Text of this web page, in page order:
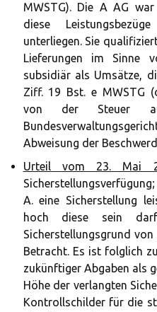
MWSTG). Die A AG
diese
unterliegen. Sie
Lieferungen im Sinne
subsidiär als Umsätze,
Ziff. 19 Bst. e MWSTG
von der Steuer
Abweisung der
Urteil vom 23. Mai
A. eine Sicherstellung
hoch diese sein
Sicherstellungsgrund
Betracht. Es ist folglich
zukünftiger Abgaben als
Höhe der verlangten
Kontrollschilder für die